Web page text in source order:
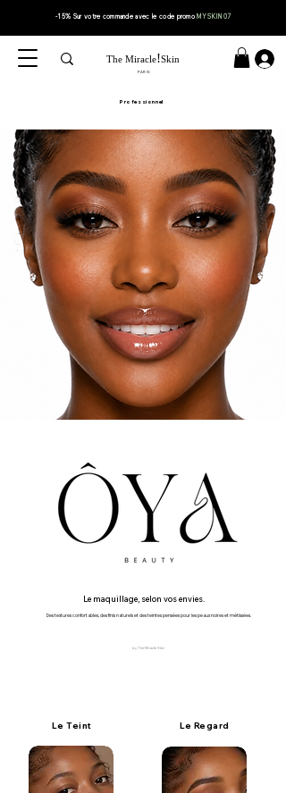
-15% Sur votrecommandeavec le code promoMYSKIN07
The Miracle!Skin
PARIS
Professionnel
Le maquillage, selon vos envies.
Des textures confortables, des finis naturels et des teintes pensées pour les peaux noires et métissées.
by The Miracle Skin
Le Teint Le Regard